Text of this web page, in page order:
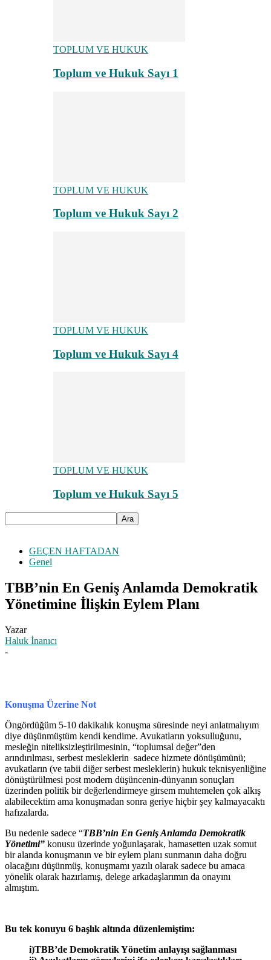
TOPLUM VE HUKUK
Toplum ve Hukuk Sayı 1
TOPLUM VE HUKUK
Toplum ve Hukuk Sayı 2
TOPLUM VE HUKUK
Toplum ve Hukuk Sayı 4
TOPLUM VE HUKUK
Toplum ve Hukuk Sayı 5
GEÇEN HAFTADAN
Genel
TBB’nin En Geniş Anlamda Demokratik
Yönetimine İlişkin Eylem Planı
Yazar
Haluk İnanıcı
-
Konuşma Üzerine Not
Öngördüğüm 5-10 dakikalık konuşma süresinde neyi anlatmalıyım
diye düşünmüştüm kendi kendime. Avukatların yoksulluğunu,
mesleğin niteliksizleştirilmesinin, “toplumsal değer”den
arındırılması, serbest mesleklerin sadece hizmete dönüşümünü;
avukatların (ve tabii diğer serbest mesleklerin) hukuk teknisyenliğine
dönüştürülmesi post modern düşüncenin-dünyanın sonuçları
üzerinden politik bir değerlendirmeye girsem muhtemelen çok alkış
alabilecektim ama konuşmadan sonra geriye hiçbir şey kalmayacaktı
hafızalarda.
Bu nedenle sadece “TBB’nin En Geniş Anlamda Demokratik
Yönetimi” konusu üzerinde yoğunlaşarak, hamasetten uzak somut
bir alanda konuşmanın ve bir eylem planı sunmanın daha doğru
olacağını düşünmüş, konuşmamı yazılı olarak sadece bu amaca
yönelik olarak hazırlamış, delege arkadaşlarımın da onayını
almıştım.
Bu tek konuyu 6 başlık altında düzenlemiştim:
i)TBB’de Demokratik Yönetim anlayışı sağlanması